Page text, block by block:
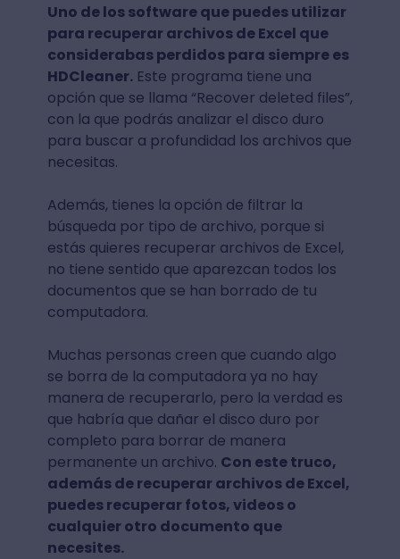
Uno de los software que puedes utilizar
para recuperar archivos de Excel que
considerabas perdidos para siempre es
HDCleaner.Este programa tiene una
opción que se llama “Recover deleted files”,
con la que podrás analizar el disco duro
para buscar a profundidad los archivos que
necesitas.
Además, tienes la opción de filtrar la
búsqueda por tipo de archivo, porque si
estás quieres recuperar archivos de Excel,
no tiene sentido que aparezcan todos los
documentos que se han borrado de tu
computadora.
Muchas personas creen que cuando algo
se borra de la computadora ya no hay
manera de recuperarlo, pero la verdad es
que habría que dañar el disco duro por
completo para borrar de manera
permanente un archivo. Con este truco,
además de recuperar archivos de Excel,
puedes recuperar fotos, videos o
cualquier otro documento que
necesites.